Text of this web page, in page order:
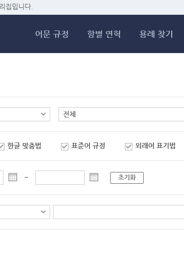
집입니다.
어문 규정 항별 연혁 용례 찾기
한글 맞춤법 표준어 규정 외래어 표기법
~ 초기화